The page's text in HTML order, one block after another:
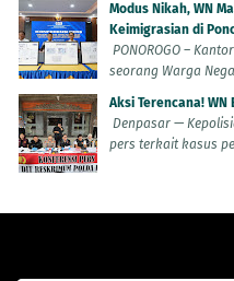
Modus Nikah, WN
Keimigrasian di
PONOROGO –
seorang Warga
Aksi Terencana!
Denpasar —
pers terkait kasus